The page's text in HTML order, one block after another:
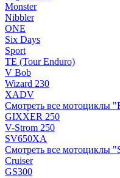
Monster
Nibbler
ONE
Six Days
Sport
TE (Tour Enduro)
V Bob
Wizard 230
XADV
Смотреть все мотоциклы
GIXXER 250
V-Strom 250
SV650XA
Смотреть все мотоциклы
Cruiser
GS300